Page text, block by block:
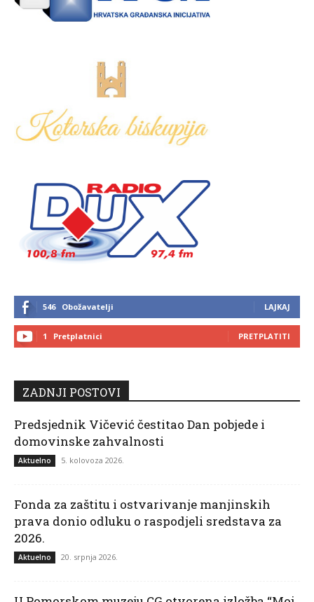
546 Obožavatelji LAJKAJ
1 Pretplatnici PRETPLATITI
ZADNJI POSTOVI
Predsjednik Vičević čestitao Dan pobjede i
domovinske zahvalnosti
Aktuelno 5. kolovoza 2026.
Fonda za zaštitu i ostvarivanje manjinskih
prava donio odluku o raspodjeli sredstava za
2026.
Aktuelno 20. srpnja 2026.